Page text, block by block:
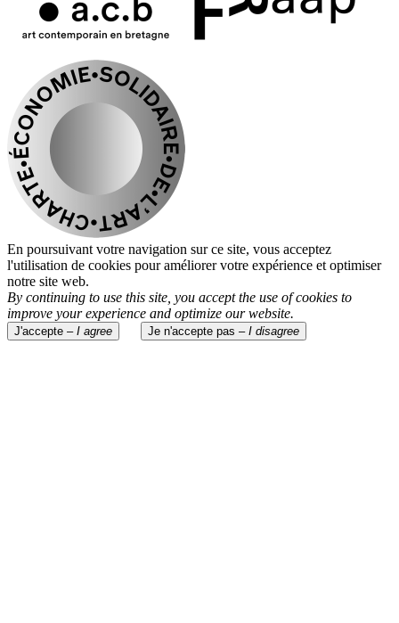
En poursuivant votre navigation sur ce site, vous acceptez
l'utilisation de cookies pour améliorer votre expérience et optimiser
notre site web.
By continuing to use this site, you accept the use of cookies to
improve your experience and optimize our website.
J'accepte – I agree Je n'accepte pas – I disagree